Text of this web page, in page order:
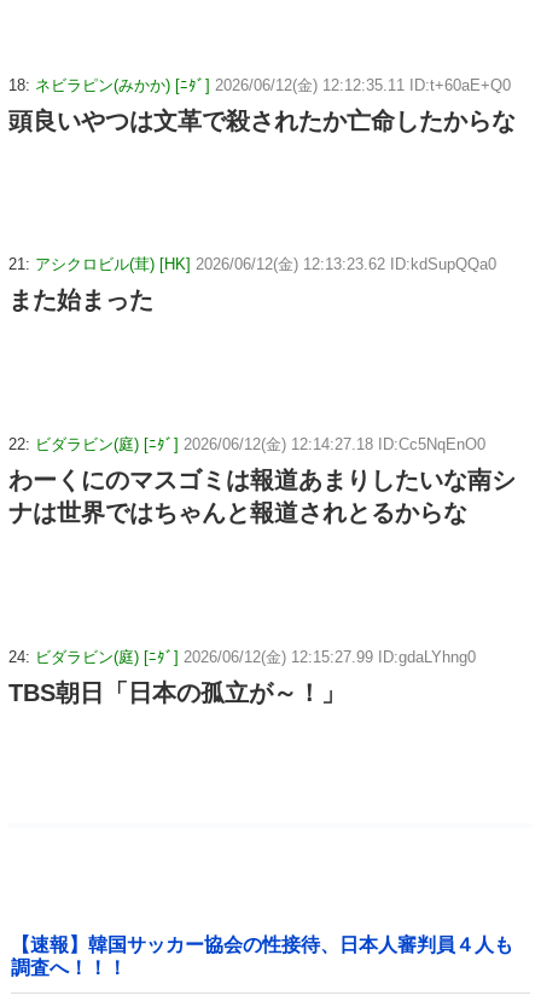
18: ネビラピン(みかか) [ﾆﾀﾞ] 2026/06/12(金) 12:12:35.11 ID:t+60aE+Q0
頭良いやつは文革で殺されたか亡命したからな
21: アシクロビル(茸) [HK] 2026/06/12(金) 12:13:23.62 ID:kdSupQQa0
また始まった
22: ビダラビン(庭) [ﾆﾀﾞ] 2026/06/12(金) 12:14:27.18 ID:Cc5NqEnO0
わーくにのマスゴミは報道あまりしたいな南シ
ナは世界ではちゃんと報道されとるからな
24: ビダラビン(庭) [ﾆﾀﾞ] 2026/06/12(金) 12:15:27.99 ID:gdaLYhng0
TBS朝日「日本の孤立が～！」
【速報】韓国サッカー協会の性接待、日本人審判員４人も
調査へ！！！